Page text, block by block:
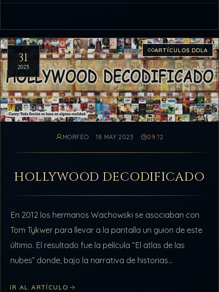
31
2023
ARTÍCULOS DDLA
MORFÉO 18 MAY 2023 09:12
HOLLYWOOD DECODIFICADO
En 2012 los hermanos Wachowski se asociaban con
Tom Tykwer para llevar a la pantalla un guion de este
último. El resultado fue la película “El atlas de las
nubes” donde, bajo la narrativa de historias…
IR AL ARTÍCULO